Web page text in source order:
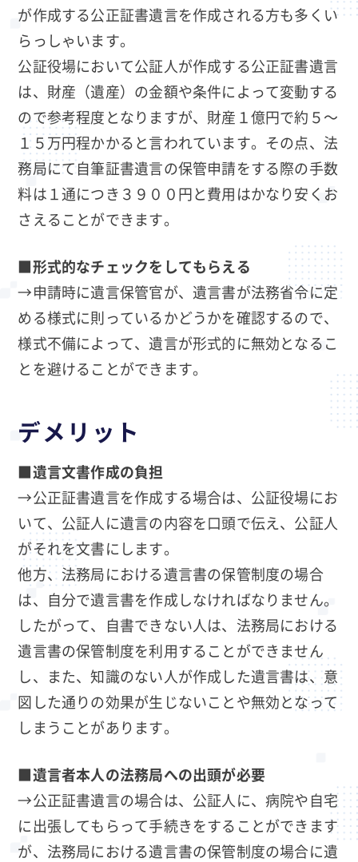
が作成する公正証書遺言を作成される方も多くい
らっしゃいます。
公証役場において公証人が作成する公正証書遺言
は、財産（遺産）の金額や条件によって変動する
ので参考程度となりますが、財産１億円で約５～
１５万円程かかると言われています。その点、法
務局にて自筆証書遺言の保管申請をする際の手数
料は１通につき３９００円と費用はかなり安くお
さえることができます。
■形式的なチェックをしてもらえる
→申請時に遺言保管官が、遺言書が法務省令に定
める様式に則っているかどうかを確認するので、
様式不備によって、遺言が形式的に無効となるこ
とを避けることができます。
デメリット
■遺言文書作成の負担
→公正証書遺言を作成する場合は、公証役場にお
いて、公証人に遺言の内容を口頭で伝え、公証人
がそれを文書にします。
他方、法務局における遺言書の保管制度の場合
は、自分で遺言書を作成しなければなりません。
したがって、自書できない人は、法務局における
遺言書の保管制度を利用することができません
し、また、知識のない人が作成した遺言書は、意
図した通りの効果が生じないことや無効となって
しまうことがあります。
■遺言者本人の法務局への出頭が必要
→公正証書遺言の場合は、公証人に、病院や自宅
に出張してもらって手続きをすることができます
が、法務局における遺言書の保管制度の場合に遺